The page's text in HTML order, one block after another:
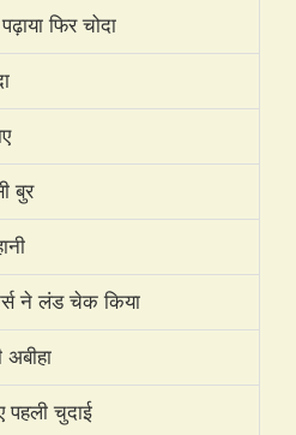
फिर चोदा
बुर
ने लंड चेक किया
पहली चुदाई